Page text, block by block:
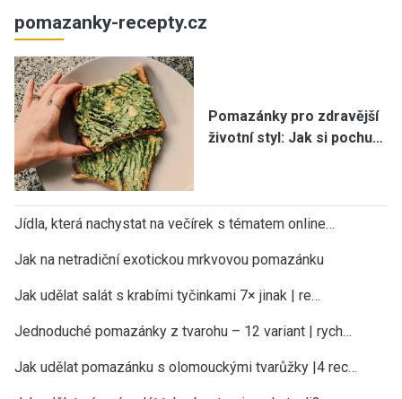
pomazanky-recepty.cz
Pomazánky pro zdravější
životní styl: Jak si pochu…
Jídla, která nachystat na večírek s tématem online…
Jak na netradiční exotickou mrkvovou pomazánku
Jak udělat salát s krabími tyčinkami 7× jinak | re…
Jednoduché pomazánky z tvarohu – 12 variant | rych…
Jak udělat pomazánku s olomouckými tvarůžky |4 rec…